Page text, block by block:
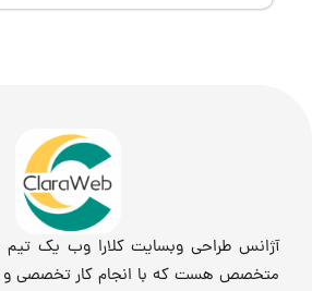
آژانس طراحی وبسایت کلارا وب یک تیم
متخصص هست که با انجام کار تخصصی و